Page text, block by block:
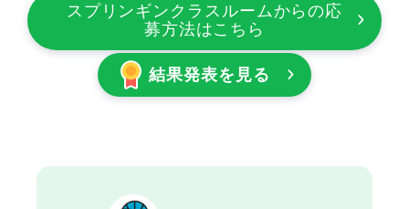
スプリンギンクラスルームからの応
募方法はこちら
結果発表を見る